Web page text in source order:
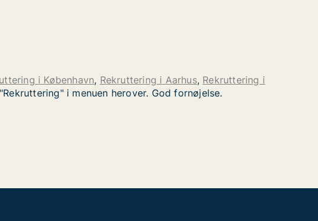
i København, Rekruttering i Aarhus, Rekruttering i
i menuen herover. God fornøjelse.